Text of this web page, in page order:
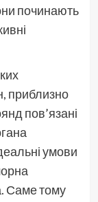
починають
приблизно
пов’язані
умови
Саме тому